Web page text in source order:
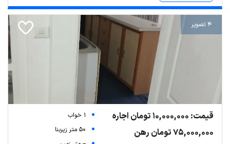
4 تصویر
قیمت: 10,000,000 تومان اجاره
75,000,000 تومان رهن
1 خواب
50 متر زیربنا